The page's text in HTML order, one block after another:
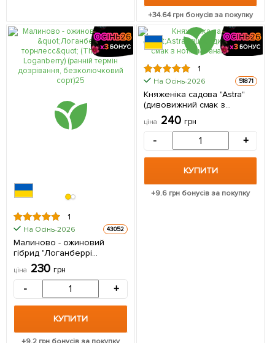
+34.64грн бонусів за покупку
1
На Осінь-2026 43052
Малиново - ожиновий
гібрид "Логанберрі
торнлесс" (Thornless
Loganberry) (ранній термін
безколючковий сорт)
(Кореневище) 1 шт в
ціна 230 грн
- +
КУПИТИ
1
На Осінь-2026 51871
Княженіка садова "Astra"
(дивовижний смак з
нотками ананаса)
(Кореневище) 1 саджанець
ціна 240 грн
- +
КУПИТИ
+9.6 грн бонусів за покупку